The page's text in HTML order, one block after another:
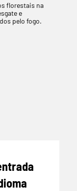
florestais na
e
pelo fogo.